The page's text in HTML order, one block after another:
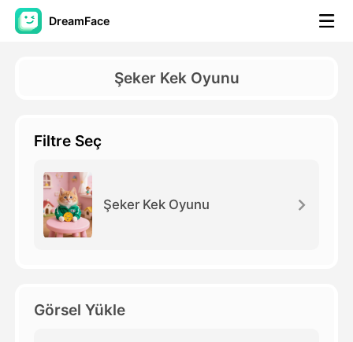
DreamFace
Yapay Zeka Araçları
AI Video
Fotoğraf
Diğer Araçlar
Şeker Kek Oyunu
Filtre Seç
Şeker Kek Oyunu
Görsel Yükle